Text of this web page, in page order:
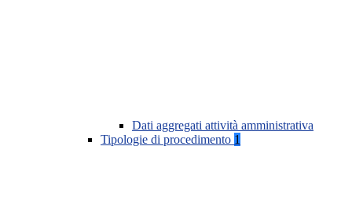
Dati aggregati attività amministrativa
Tipologie di procedimento 1